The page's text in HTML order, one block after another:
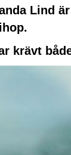
Lind
krävt